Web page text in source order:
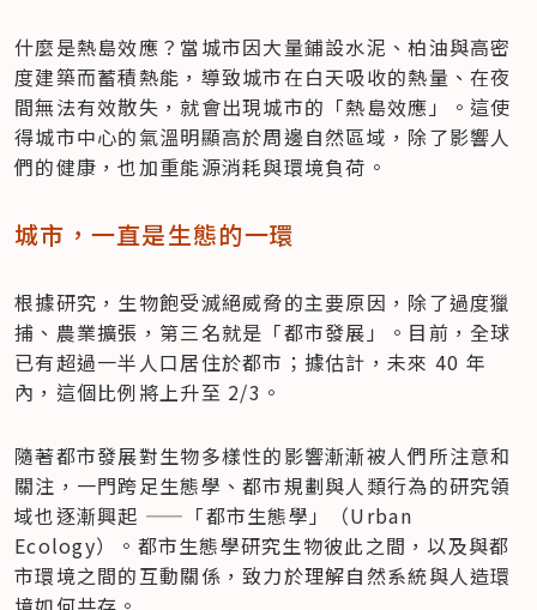
什麼是熱島效應？當城市因大量鋪設水泥、柏油與高密
度建築而蓄積熱能，導致城市在白天吸收的熱量、在夜
間無法有效散失，就會出現城市的「熱島效應」。這使
得城市中心的氣溫明顯高於周邊自然區域，除了影響人
們的健康，也加重能源消耗與環境負荷。
城市，一直是生態的一環
根據研究，生物飽受滅絕威脅的主要原因，除了過度獵
捕、農業擴張，第三名就是「都市發展」。目前，全球
已有超過一半人口居住於都市；據估計，未來 40 年
內，這個比例將上升至 2/3。
隨著都市發展對生物多樣性的影響漸漸被人們所注意和
關注，一門跨足生態學、都市規劃與人類行為的研究領
域也逐漸興起 ——「都市生態學」（Urban
Ecology）。都市生態學研究生物彼此之間，以及與都
市環境之間的互動關係，致力於理解自然系統與人造環